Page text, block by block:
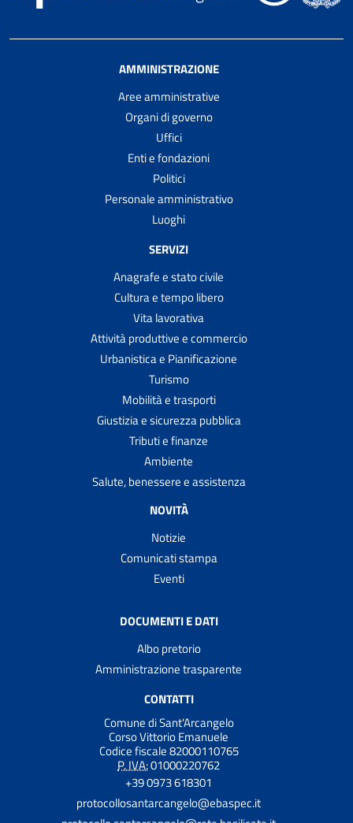
AMMINISTRAZIONE
Aree amministrative
Organi di governo
Uffici
Enti e fondazioni
Politici
Personale amministrativo
Luoghi
SERVIZI
Anagrafe e stato civile
Cultura e tempo libero
Vita lavorativa
Attività produttive e commercio
Urbanistica e Pianificazione
Turismo
Mobilità e trasporti
Giustizia e sicurezza pubblica
Tributi e finanze
Ambiente
Salute, benessere e assistenza
NOVITÀ
Notizie
Comunicati stampa
Eventi
DOCUMENTI E DATI
Albo pretorio
Amministrazione trasparente
CONTATTI
Comune di Sant'Arcangelo
Corso Vittorio Emanuele
Codice fiscale 82000110765
P. IVA:01000220762
+39 0973 618301
protocollosantarcangelo@ebaspec.it